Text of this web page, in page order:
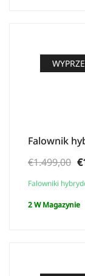
Falownik
€1.499,00 €
Falowniki
2 W Magazynie